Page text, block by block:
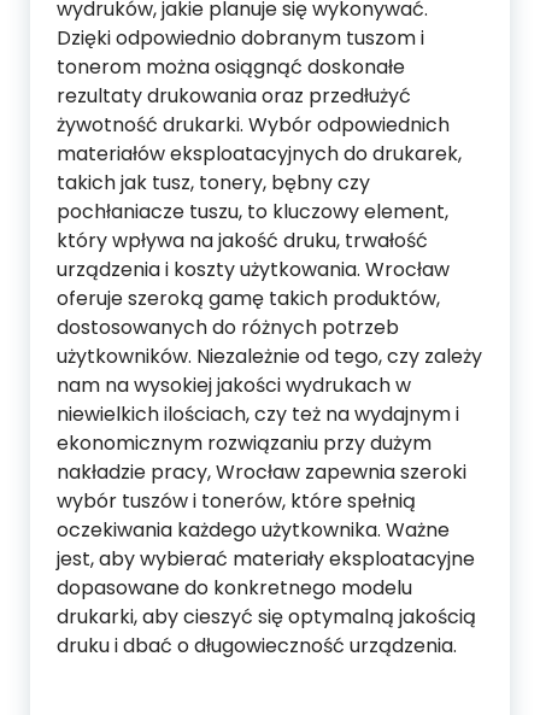
wydruków, jakie planuje się wykonywać.
Dzięki odpowiednio dobranym tuszom i
tonerom można osiągnąć doskonałe
rezultaty drukowania oraz przedłużyć
żywotność drukarki. Wybór odpowiednich
materiałów eksploatacyjnych do drukarek,
takich jak tusz, tonery, bębny czy
pochłaniacze tuszu, to kluczowy element,
który wpływa na jakość druku, trwałość
urządzenia i koszty użytkowania. Wrocław
oferuje szeroką gamę takich produktów,
dostosowanych do różnych potrzeb
użytkowników. Niezależnie od tego, czy zależy
nam na wysokiej jakości wydrukach w
niewielkich ilościach, czy też na wydajnym i
ekonomicznym rozwiązaniu przy dużym
nakładzie pracy, Wrocław zapewnia szeroki
wybór tuszów i tonerów, które spełnią
oczekiwania każdego użytkownika. Ważne
jest, aby wybierać materiały eksploatacyjne
dopasowane do konkretnego modelu
drukarki, aby cieszyć się optymalną jakością
druku i dbać o długowieczność urządzenia.